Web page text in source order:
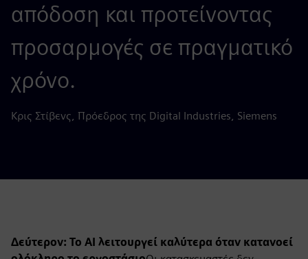
απόδοση και προτείνοντας
προσαρμογές σε πραγματικό
χρόνο.
Κρις Στίβενς, Πρόεδρος της Digital Industries, Siemens
Δεύτερον: Το AI λειτουργεί καλύτερα όταν κατανοεί